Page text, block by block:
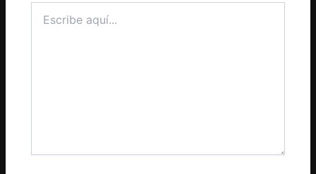
aquí...